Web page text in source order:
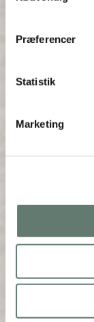
Præferencer
Statistik
Marketing